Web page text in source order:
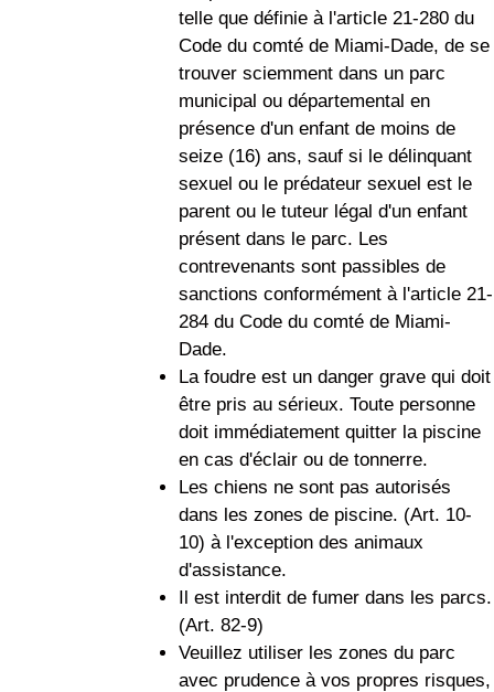
telle que définie à l'article 21-280 du
Code du comté de Miami-Dade, de se
trouver sciemment dans un parc
municipal ou départemental en
présence d'un enfant de moins de
seize (16) ans, sauf si le délinquant
sexuel ou le prédateur sexuel est le
parent ou le tuteur légal d'un enfant
présent dans le parc. Les
contrevenants sont passibles de
sanctions conformément à l'article 21-
284 du Code du comté de Miami-
Dade.
La foudre est un danger grave qui doit
être pris au sérieux. Toute personne
doit immédiatement quitter la piscine
en cas d'éclair ou de tonnerre.
Les chiens ne sont pas autorisés
dans les zones de piscine. (Art. 10-
10) à l'exception des animaux
d'assistance.
Il est interdit de fumer dans les parcs.
(Art. 82-9)
Veuillez utiliser les zones du parc
avec prudence à vos propres risques,